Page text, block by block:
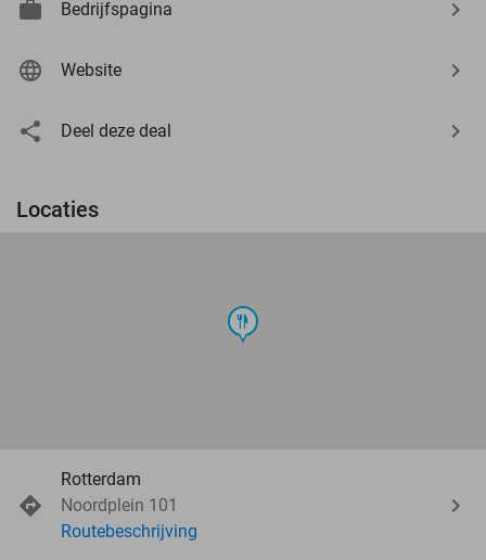
Bedrijfspagina
Website
Deel deze deal
Locaties
food
Rotterdam
Noordplein 101
Routebeschrijving